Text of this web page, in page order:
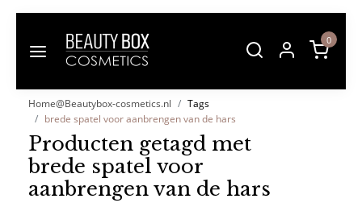
0
Home@Beautybox-cosmetics.nl
Tags
brede spatel voor aanbrengen van de hars
Producten getagd met
brede spatel voor
aanbrengen van de hars